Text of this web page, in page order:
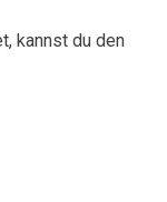
kannst du den